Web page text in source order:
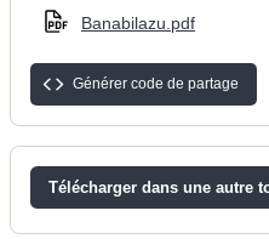
Banabilazu.pdf
Générer code de partage
Télécharger dans une autre